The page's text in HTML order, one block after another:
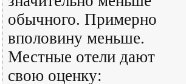
обычного. Примерно
вполовину меньше.
Местные отели дают
свою оценку: